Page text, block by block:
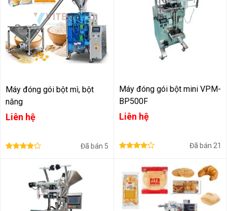
Máy đóng gói bột mì, bột
năng
Liên hệ
Đã bán 5
Máy đóng gói bột mini VPM-
BP500F
Liên hệ
Đã bán 21